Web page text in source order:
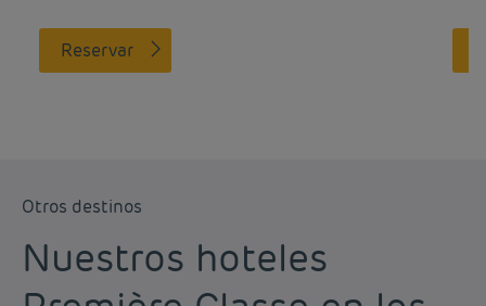
Reservar
Otros destinos
Nuestros hoteles